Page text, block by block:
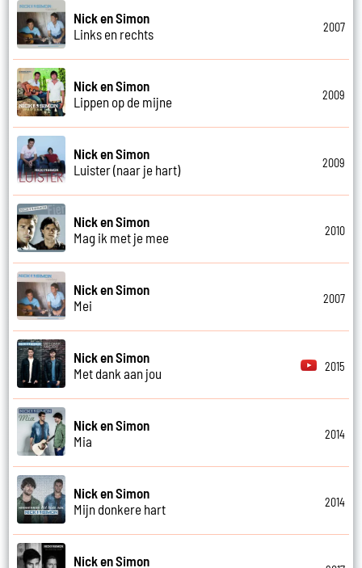
Nick en Simon
Links en rechts
2007
Nick en Simon
Lippen op de mijne
2009
Nick en Simon
Luister (naar je hart)
2009
Nick en Simon
Mag ik met je mee
2010
Nick en Simon
Mei
2007
Nick en Simon
Met dank aan jou
2015
Nick en Simon
Mia
2014
Nick en Simon
Mijn donkere hart
2014
Nick en Simon